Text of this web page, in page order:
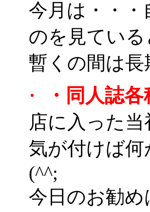
今月は・・
のを見てい
暫くの間は
・
・同人誌各
店に入った
気が付けば
(^^;
今日のお勧